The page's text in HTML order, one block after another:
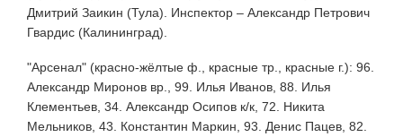
Дмитрий Заикин (Тула). Инспектор – Александр Петрович
Гвардис (Калининград).
"Арсенал" (красно-жёлтые ф., красные тр., красные г.): 96.
Александр Миронов вр., 99. Илья Иванов, 88. Илья
Клементьев, 34. Александр Осипов к/к, 72. Никита
Мельников, 43. Константин Маркин, 93. Денис Пацев, 82.